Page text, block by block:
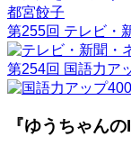
第255回 テレビ・
第254回 国語力ア
『ゆうちゃん